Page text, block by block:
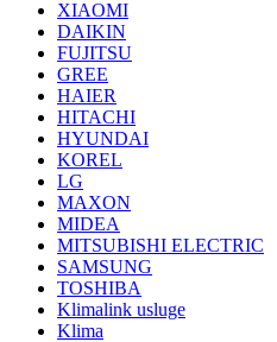
XIAOMI
DAIKIN
FUJITSU
GREE
HAIER
HITACHI
HYUNDAI
KOREL
LG
MAXON
MIDEA
MITSUBISHI ELECTRIC
SAMSUNG
TOSHIBA
Klimalink usluge
Klima